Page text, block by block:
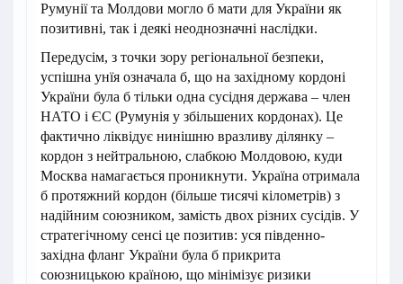
Румунії та Молдови могло б мати для України як
позитивні, так і деякі неоднозначні наслідки.
Передусім, з точки зору регіональної безпеки,
успішна унїя означала б, що на західному кордоні
України була б тільки одна сусідня держава – член
НАТО і ЄС (Румунія у збільшених кордонах). Це
фактично ліквідує нинішню вразливу ділянку –
кордон з нейтральною, слабкою Молдовою, куди
Москва намагається проникнути. Україна отримала
б протяжний кордон (більше тисячі кілометрів) з
надійним союзником, замість двох різних сусідів. У
стратегічному сенсі це позитив: уся південно-
західна фланг України була б прикрита
союзницькою країною, що мінімізує ризики